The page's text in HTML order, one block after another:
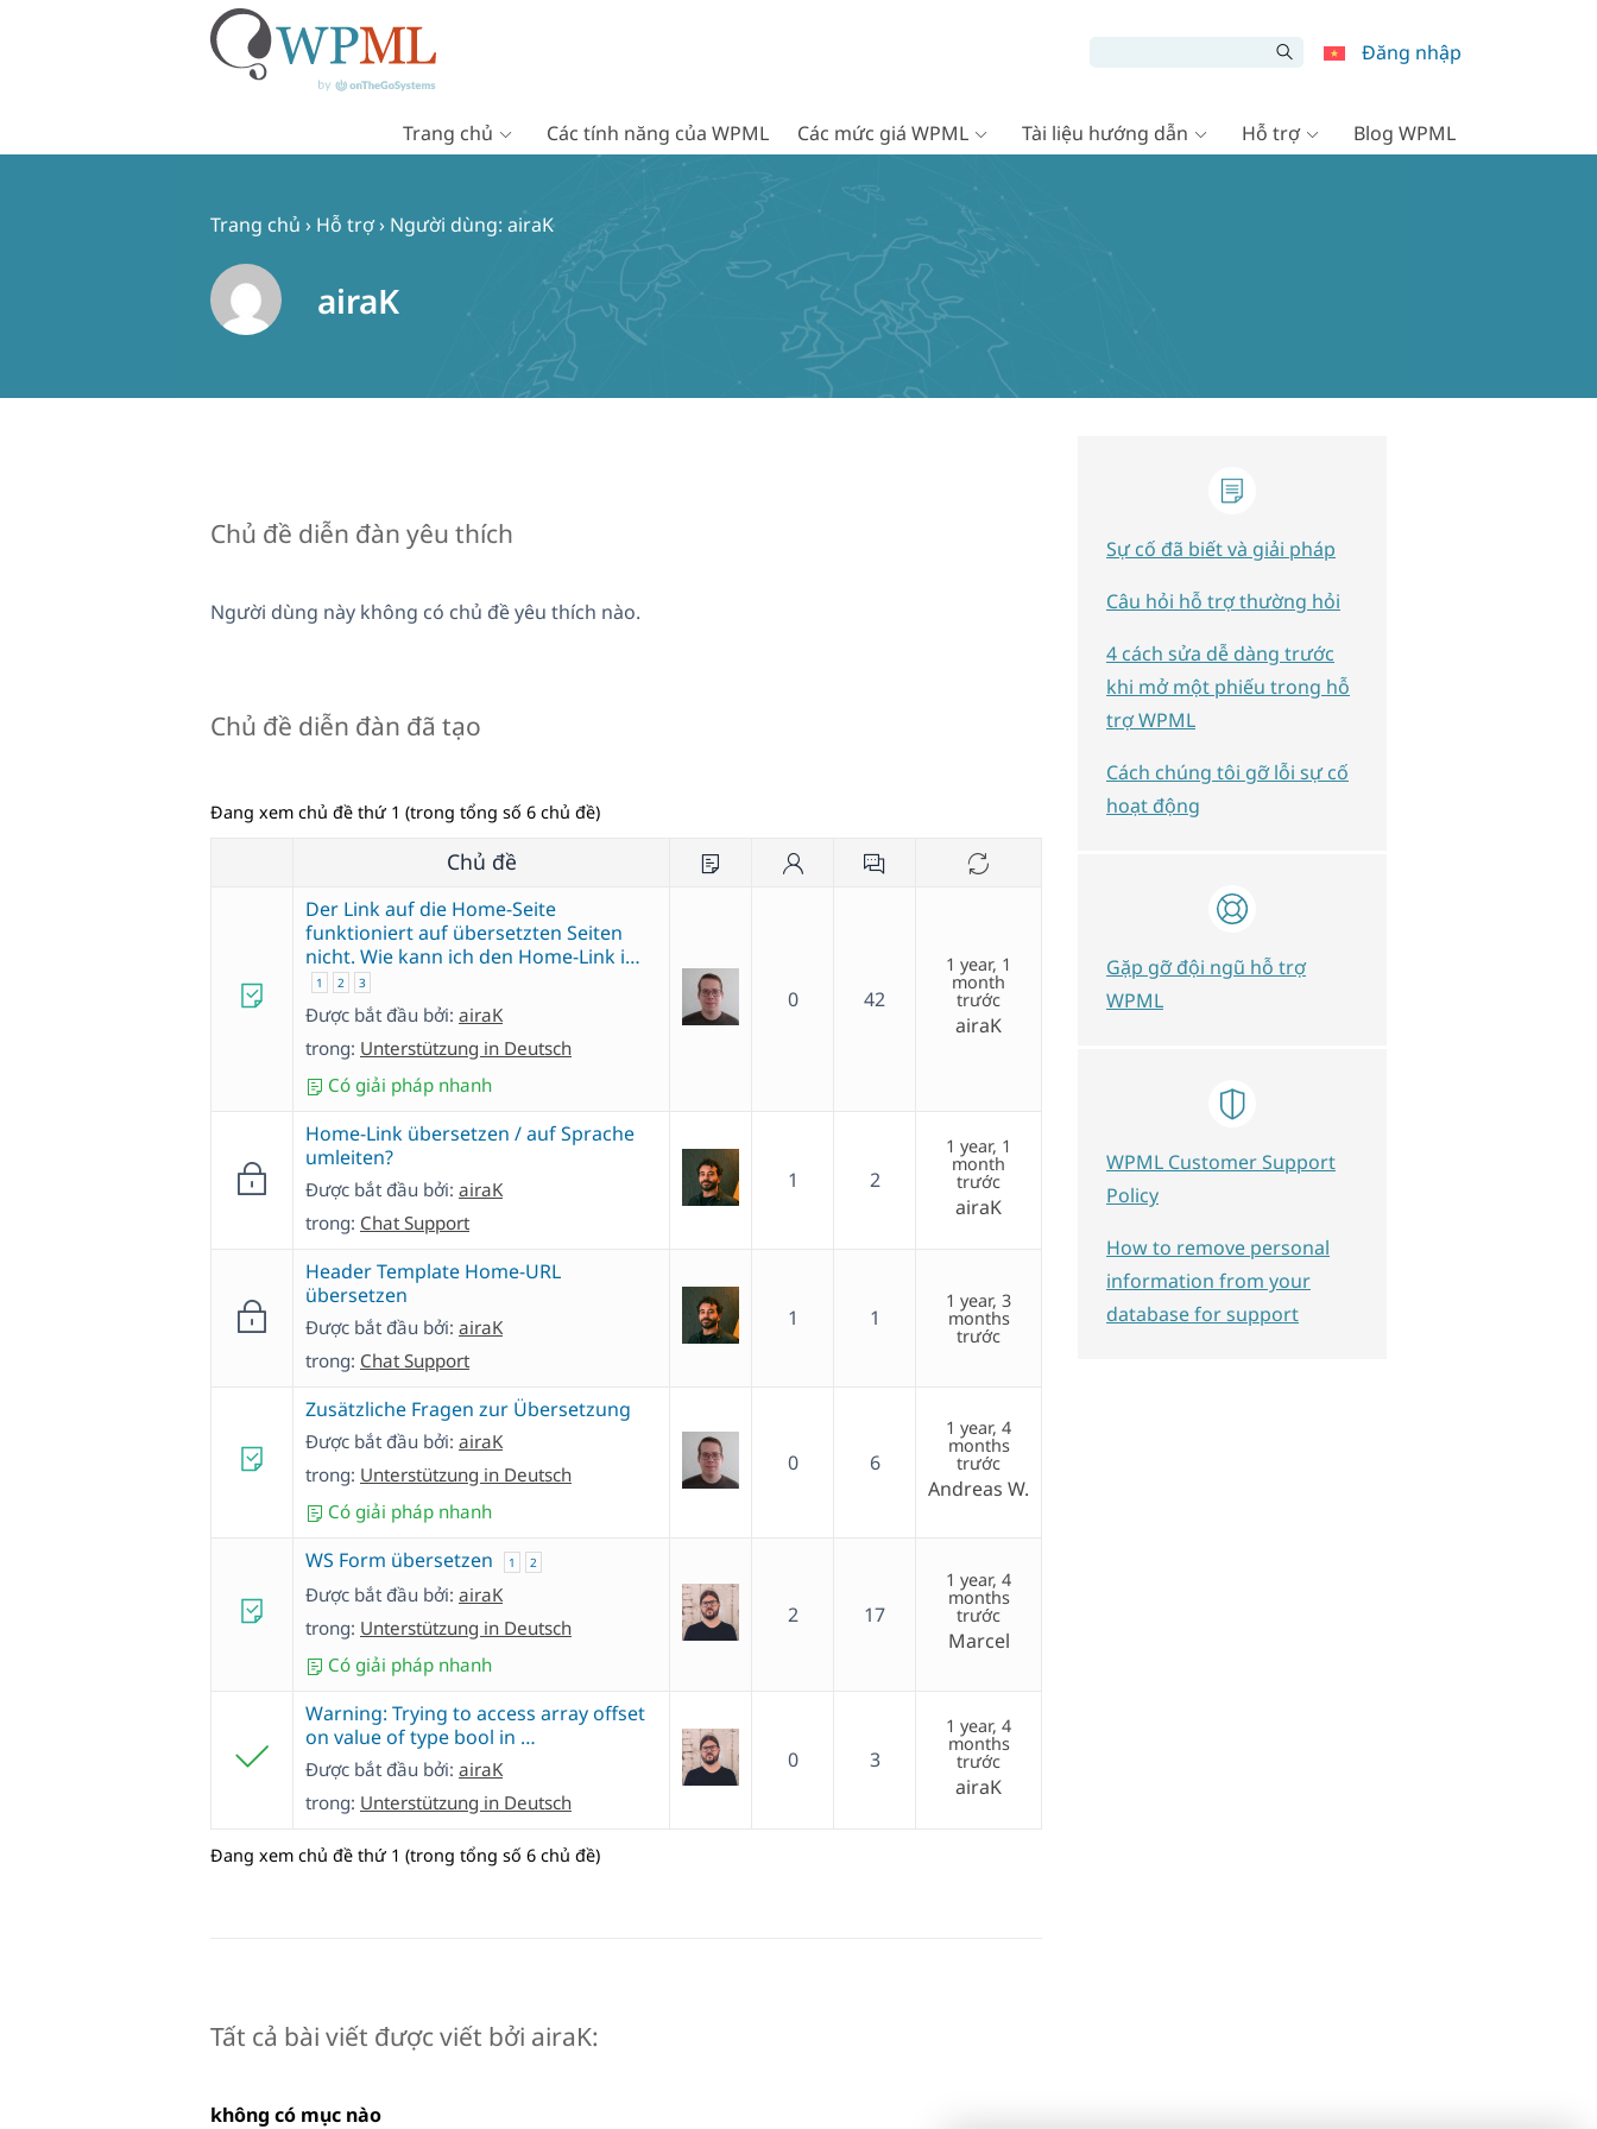
Đăng nhập
Trang chủ Các tính năng của WPML Các mức giá WPML Tài liệu hướng dẫn Hỗ trợ Blog WPML
Trang chủ › Hỗ trợ› Người dùng: airaK
airaK
Chủ đề diễn đàn yêu thích
Người dùng này không có chủ đề yêu thích nào.
Chủ đề diễn đàn đã tạo
Đang xem chủ đề thứ 1 (trong tổng số 6 chủ đề)
Chủ đề
Der Link auf die Home-Seite
funktioniert auf übersetzten Seiten
nicht. Wie kann ich den Home-Link i…
1 2 3
Được bắt đầu bởi: airaK
trong: Unterstützung in Deutsch
Có giải pháp nhanh
0 42
1 year, 1
month
trước
airaK
Home-Link übersetzen / auf Sprache
umleiten?
Được bắt đầu bởi: airaK
trong: Chat Support
1 2
1 year, 1
month
trước
airaK
Header Template Home-URL
übersetzen
Được bắt đầu bởi: airaK
trong: Chat Support
1 1
1 year, 3
months
trước
Zusätzliche Fragen zur Übersetzung
Được bắt đầu bởi: airaK
trong: Unterstützung in Deutsch
Có giải pháp nhanh
0 6
1 year, 4
months
trước
Andreas W.
WS Form übersetzen 1 2
Được bắt đầu bởi: airaK
trong: Unterstützung in Deutsch
Có giải pháp nhanh
2 17
1 year, 4
months
trước
Marcel
Warning: Trying to access array offset
on value of type bool in …
Được bắt đầu bởi: airaK
trong: Unterstützung in Deutsch
0 3
1 year, 4
months
trước
airaK
Đang xem chủ đề thứ 1 (trong tổng số 6 chủ đề)
Tất cả bài viết được viết bởi airaK:
không có mục nào
Sự cố đã biết và giải pháp
Câu hỏi hỗ trợ thường hỏi
4 cách sửa dễ dàng trước
khi mở một phiếu trong hỗ
trợ WPML
Cách chúng tôi gỡ lỗi sự cố
hoạt động
Gặp gỡ đội ngũ hỗ trợ
WPML
WPML Customer Support
Policy
How to remove personal
information from your
database for support